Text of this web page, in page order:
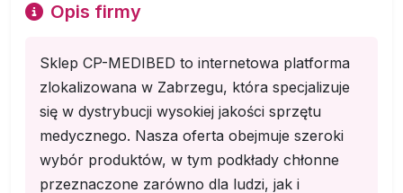
Opis firmy
Sklep CP-MEDIBED to internetowa platforma
zlokalizowana w Zabrzegu, która specjalizuje
się w dystrybucji wysokiej jakości sprzętu
medycznego. Nasza oferta obejmuje szeroki
wybór produktów, w tym podkłady chłonne
przeznaczone zarówno dla ludzi, jak i